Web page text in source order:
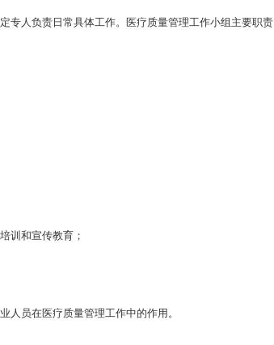
人负责日常具体工作。医疗质量管理工作小组主要职责
训和宣传教育；
员在医疗质量管理工作中的作用。